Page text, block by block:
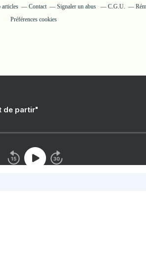
articles Contact Signaler un abus C.G.U.
Préférences cookies
de partir"